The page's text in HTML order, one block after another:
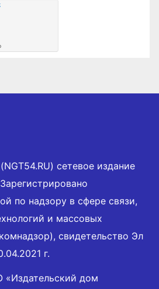
сетевое издание
по надзору в сфере связи,
и массовых
свидетельство Эл
г.
«Издательский дом